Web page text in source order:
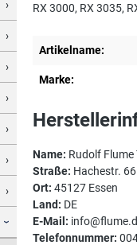
RX 3000, RX 3035,
Artikelname:
Marke:
Name: Rudolf Flume
Straße: Hachestr. 66
Ort: 45127 Essen
Land: DE
E-Mail:
Telefonnummer: